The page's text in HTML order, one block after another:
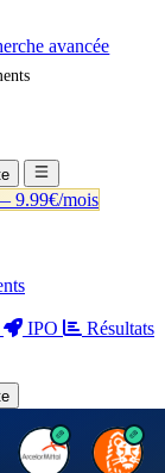
avancée
9.99€/mois
IPO
Résultats
A I